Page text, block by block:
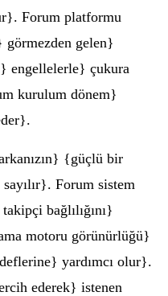
Forum platformu
gelen}
engellelerle} çukura
kurulum dönem}
{güçlü bir
Forum sistem
bağlılığını}
motoru görünürlüğü}
yardımcı olur}.
ederek} istenen